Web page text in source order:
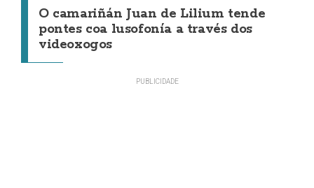
O camariñán Juan de Lilium tende
pontes coa lusofonía a través dos
videoxogos